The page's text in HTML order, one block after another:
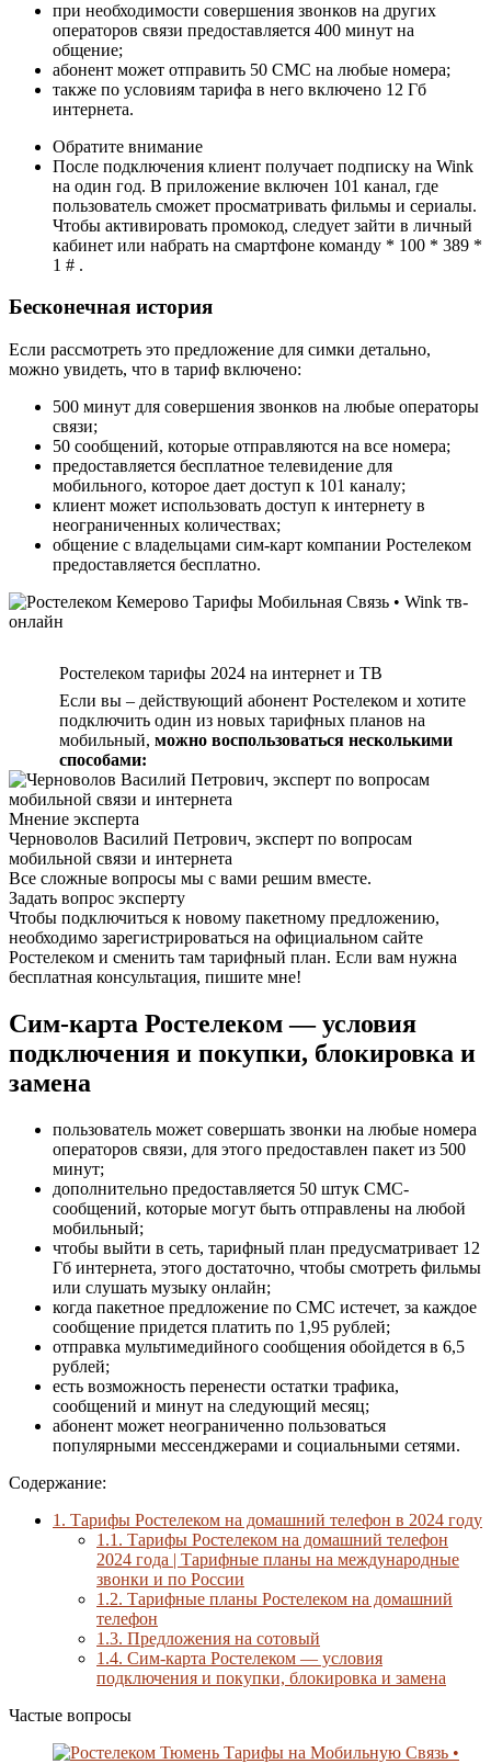
при необходимости совершения звонков на других
операторов связи предоставляется 400 минут на
общение;
абонент может отправить 50 СМС на любые номера;
также по условиям тарифа в него включено 12 Гб
интернета.
Обратите внимание
После подключения клиент получает подписку на Wink
на один год. В приложение включен 101 канал, где
пользователь сможет просматривать фильмы и сериалы.
Чтобы активировать промокод, следует зайти в личный
кабинет или набрать на смартфоне команду * 100 * 389 *
1 # .
Бесконечная история
Если рассмотреть это предложение для симки детально,
можно увидеть, что в тариф включено:
500 минут для совершения звонков на любые операторы
связи;
50 сообщений, которые отправляются на все номера;
предоставляется бесплатное телевидение для
мобильного, которое дает доступ к 101 каналу;
клиент может использовать доступ к интернету в
неограниченных количествах;
общение с владельцами сим-карт компании Ростелеком
предоставляется бесплатно.
Ростелеком тарифы 2024 на интернет и ТВ
Если вы – действующий абонент Ростелеком и хотите
подключить один из новых тарифных планов на
мобильный, можно воспользоваться несколькими
способами:
Мнение эксперта
Черноволов Василий Петрович, эксперт по вопросам
мобильной связи и интернета
Все сложные вопросы мы с вами решим вместе.
Задать вопрос эксперту
Чтобы подключиться к новому пакетному предложению,
необходимо зарегистрироваться на официальном сайте
Ростелеком и сменить там тарифный план. Если вам нужна
бесплатная консультация, пишите мне!
Сим-карта Ростелеком — условия
подключения и покупки, блокировка и
замена
пользователь может совершать звонки на любые номера
операторов связи, для этого предоставлен пакет из 500
минут;
дополнительно предоставляется 50 штук СМС-
сообщений, которые могут быть отправлены на любой
мобильный;
чтобы выйти в сеть, тарифный план предусматривает 12
Гб интернета, этого достаточно, чтобы смотреть фильмы
или слушать музыку онлайн;
когда пакетное предложение по СМС истечет, за каждое
сообщение придется платить по 1,95 рублей;
отправка мультимедийного сообщения обойдется в 6,5
рублей;
есть возможность перенести остатки трафика,
сообщений и минут на следующий месяц;
абонент может неограниченно пользоваться
популярными мессенджерами и социальными сетями.
Содержание:
1. Тарифы Ростелеком на домашний телефон в 2024 году
1.1. Тарифы Ростелеком на домашний телефон
2024 года | Тарифные планы на международные
звонки и по России
1.2. Тарифные планы Ростелеком на домашний
телефон
1.3. Предложения на сотовый
1.4. Сим-карта Ростелеком — условия
подключения и покупки, блокировка и замена
Частые вопросы